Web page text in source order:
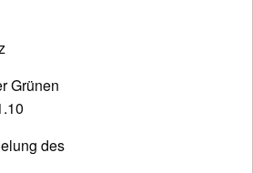
Grünen
des